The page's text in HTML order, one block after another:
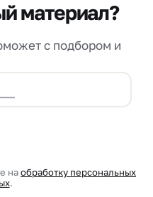
материал?
с подбором и
наобработку персональных
.